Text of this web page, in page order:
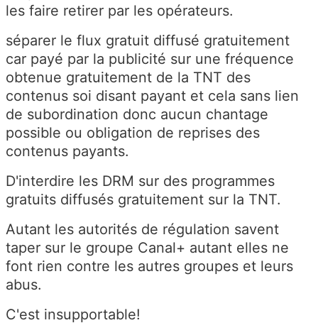
les faire retirer par les opérateurs.
séparer le flux gratuit diffusé gratuitement
car payé par la publicité sur une fréquence
obtenue gratuitement de la TNT des
contenus soi disant payant et cela sans lien
de subordination donc aucun chantage
possible ou obligation de reprises des
contenus payants.
D'interdire les DRM sur des programmes
gratuits diffusés gratuitement sur la TNT.
Autant les autorités de régulation savent
taper sur le groupe Canal+ autant elles ne
font rien contre les autres groupes et leurs
abus.
C'est insupportable!